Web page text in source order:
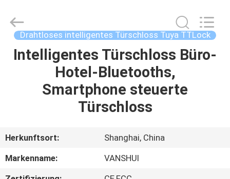
ZU
VIDEOS
COMPANY
LIMITED.
Rights
Drahtloses intelligentes Türschloss Tuya TTLock
Intelligentes Türschloss Büro-
Hotel-Bluetooths,
Smartphone steuerte
Türschloss
Herkunftsort:
Shanghai, China
Markenname:
VANSHUI